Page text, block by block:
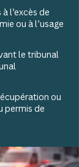
l’excès de
ou à l’usage
le tribunal
ou
permis de